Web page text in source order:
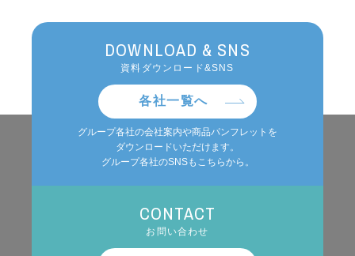
DOWNLOAD & SNS
資料ダウンロード&SNS
各社一覧へ
グループ各社の会社案内や商品パンフレットを
ダウンロードいただけます。
グループ各社のSNSもこちらから。
CONTACT
お問い合わせ